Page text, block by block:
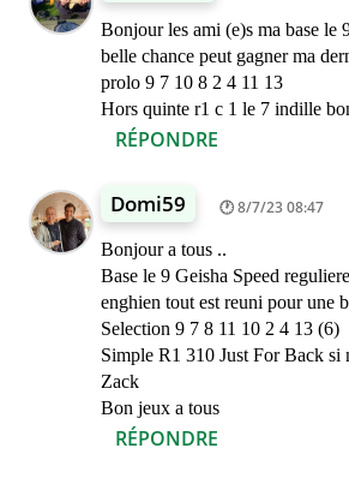
Bonjour les ami (e)s ma base le
belle chance peut gagner ma
prolo 9 7 10 8 2 4 11 13
Hors quinte r1 c 1 le 7 indille
RÉPONDRE
Domi59 8/7/23 08:47
Bonjour a tous ..
Base le 9 Geisha Speed
enghien tout est reuni pour une
Selection 9 7 8 11 10 2 4 13 (6)
Simple R1 310 Just For Back si
Zack
Bon jeux a tous
RÉPONDRE